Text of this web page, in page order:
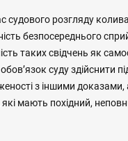
судового розгляду
безпосереднього
таких свідчень як
суду здійснити
з іншими
мають похідний,